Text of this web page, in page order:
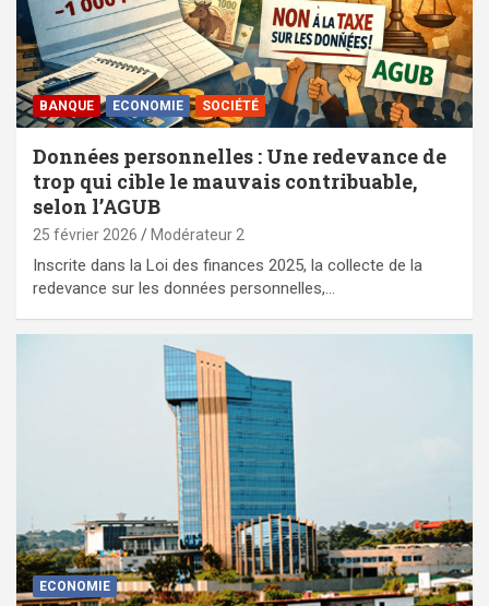
BANQUE ECONOMIE SOCIÉTÉ
Données personnelles : Une redevance de
trop qui cible le mauvais contribuable,
selon l’AGUB
25 février 2026 Modérateur 2
Inscrite dans la Loi des finances 2025, la collecte de la
redevance sur les données personnelles,…
ECONOMIE